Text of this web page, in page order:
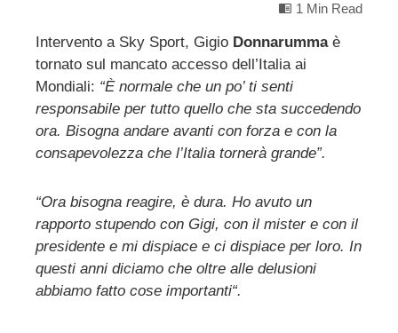
1 Min Read
Intervento a Sky Sport, Gigio Donnarummaè
tornato sul mancato accesso dell’Italia ai
Mondiali: “È normale che un po’ ti senti
responsabile per tutto quello che sta succedendo
ora. Bisogna andare avanti con forza e con la
consapevolezza che l’Italia tornerà grande”.
“Ora bisogna reagire, è dura. Ho avuto un
rapporto stupendo con Gigi, con il mister e con il
presidente e mi dispiace e ci dispiace per loro. In
questi anni diciamo che oltre alle delusioni
abbiamo fatto cose importanti“.